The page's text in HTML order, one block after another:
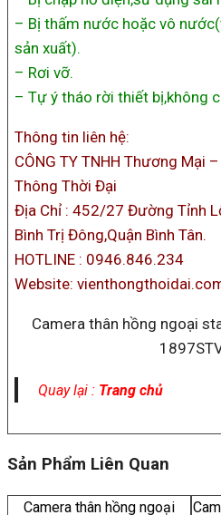
– Bị thấm nước hoặc vô
sản xuất).
– Rơi vỡ.
– Tự ý tháo rời thiết bị,không
Thông tin liên hệ:
CÔNG TY TNHH Thương Mại
Thông Thời Đại
Địa Chỉ : 452/27 Đường Tỉnh
Bình Trị Đông,Quận Bình Tân.
HOTLINE : 0946.846.234
Website:
Camera thân hồng ngoại
Quay lại : Trang chủ
Sản Phẩm Liên Quan
Camera thân hồng ngoại